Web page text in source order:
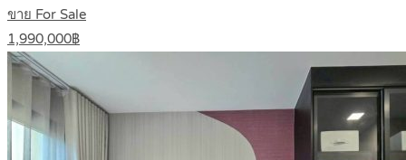
ขาย For Sale
1,990,000฿